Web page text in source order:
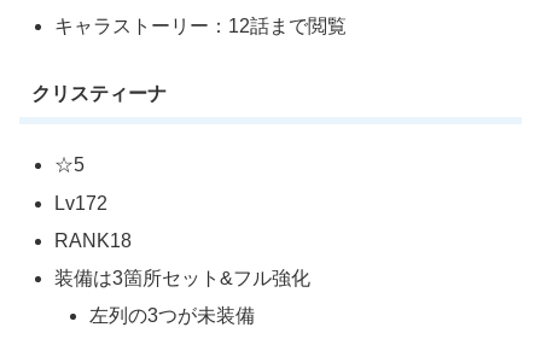
キャラストーリー：12話まで閲覧
クリスティーナ
☆5
Lv172
RANK18
装備は3箇所セット&フル強化
左列の3つが未装備